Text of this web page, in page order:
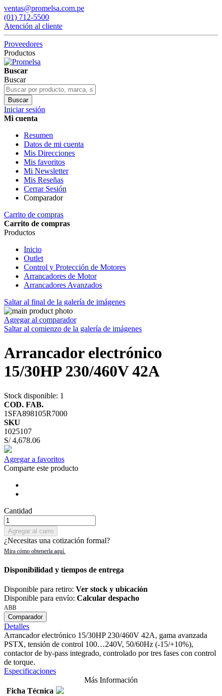
ventas@promelsa.com.pe
(01) 712-5500
Atención al cliente
Proveedores
Productos
Buscar
Buscar
Buscar
Iniciar sesión
Mi cuenta
Resumen
Datos de mi cuenta
Mis Direcciones
Mis favoritos
Mi Newsletter
Mis Reseñas
Cerrar Sesión
Comparador
Carrito de compras
Carrito de compras
Productos
Inicio
Outlet
Control y Protección de Motores
Arrancadores de Motor
Arrancadores Avanzados
Saltar al final de la galería de imágenes
Agregar al comparador
Saltar al comienzo de la galería de imágenes
Arrancador electrónico
15/30HP 230/460V 42A
Stock disponible: 1
COD. FAB.
1SFA898105R7000
SKU
1025107
S/ 4,678.06
Agregar a favoritos
Comparte este producto
Cantidad
Agregar al carro
¿Necesitas una cotización formal?
Disponibilidad y tiempos de entrega
Disponible para retiro: Ver stock y ubicación
Disponible para envío: Calcular despacho
ABB
Comparador
Detalles
Arrancador electrónico 15/30HP 230/460V 42A, gama avanzada
PSTX, tensión de control 100…240V, 50/60Hz (-15/+10%),
contactor de by-pass integrado, controlado por tres fases con control
de torque.
Especificaciones
Más Información
Ficha Técnica